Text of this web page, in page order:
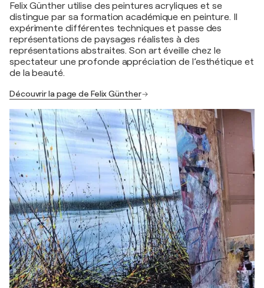
Felix Günther utilise des peintures acryliques et se
distingue par sa formation académique en peinture. Il
expérimente différentes techniques et passe des
représentations de paysages réalistes à des
représentations abstraites. Son art éveille chez le
spectateur une profonde appréciation de l’esthétique et
de la beauté.
Découvrir la page de Felix Günther